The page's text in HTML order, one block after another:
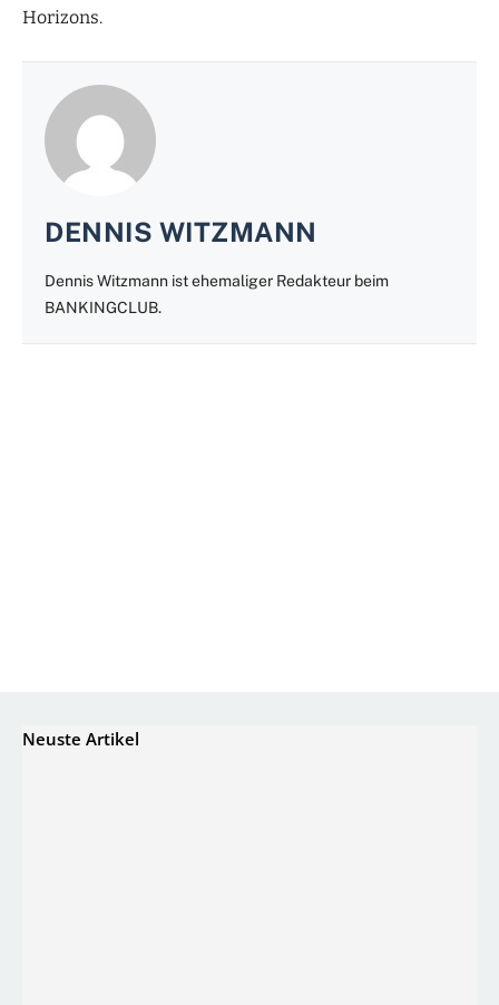
Horizons.
DENNIS WITZMANN
Dennis Witzmann ist ehemaliger Redakteur beim
BANKINGCLUB.
Neuste Artikel